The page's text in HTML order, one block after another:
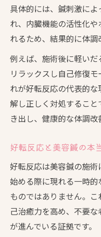
具体的には、鍼刺激に
れ、内臓機能の活性化
れるため、結果的に体調
例えば、施術後に軽い
リラックスし自己修復
れが好転反応の代表的
解し正しく対処するこ
き出し、健康的な体調改
好転反応と美容鍼の本
好転反応は美容鍼の施
始める際に現れる一時
ものではありません。
己治癒力を高め、不要
が進んでいる証拠です。